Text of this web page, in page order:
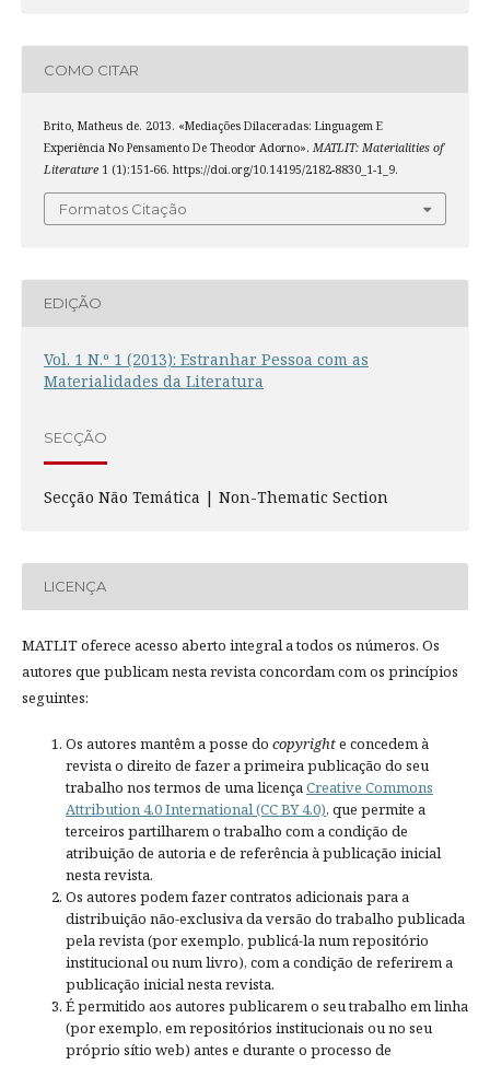
COMO CITAR
Brito, Matheus de. 2013. «Mediações Dilaceradas: Linguagem E
Experiência No Pensamento De Theodor Adorno». MATLIT: Materialities of
Literature1 (1):151-66. https://doi.org/10.14195/2182-8830_1-1_9.
Formatos Citação
EDIÇÃO
Vol. 1 N.º 1 (2013): Estranhar Pessoa com as
Materialidades da Literatura
SECÇÃO
Secção Não Temática | Non-Thematic Section
LICENÇA
MATLIT oferece acesso aberto integral a todos os números. Os
autores que publicam nesta revista concordam com os princípios
seguintes:
Os autores mantêm a posse do copyrighte concedem à
revista o direito de fazer a primeira publicação do seu
trabalho nos termos de uma licençaCreative Commons
Attribution 4.0 International (CC BY 4.0), que permite a
terceiros partilharem o trabalho com a condição de
atribuição de autoria e de referência à publicação inicial
nesta revista.
Os autores podem fazer contratos adicionais para a
distribuição não-exclusiva da versão do trabalho publicada
pela revista (por exemplo, publicá-la num repositório
institucional ou num livro), com a condição de referirem a
publicação inicial nesta revista.
É permitido aos autores publicarem o seu trabalho em linha
(por exemplo, em repositórios institucionais ou no seu
próprio sítio web) antes e durante o processo de